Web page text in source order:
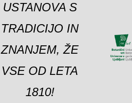
USTANOVA S
TRADICIJO IN
ZNANJEM, ŽE
VSE OD LETA
1810!